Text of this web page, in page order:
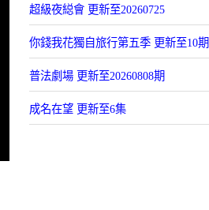
超級夜縂會 更新至20260725
你錢我花獨自旅行第五季 更新至10期
普法劇場 更新至20260808期
成名在望 更新至6集